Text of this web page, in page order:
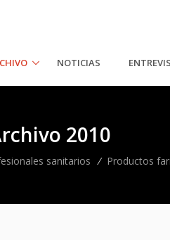
NOTICIAS
2010
sanitarios / Productos